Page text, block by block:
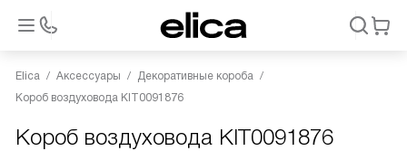
Elica Аксессуары
Декоративные короба
Короб воздуховода KIT0091876
Короб воздуховода KIT0091876